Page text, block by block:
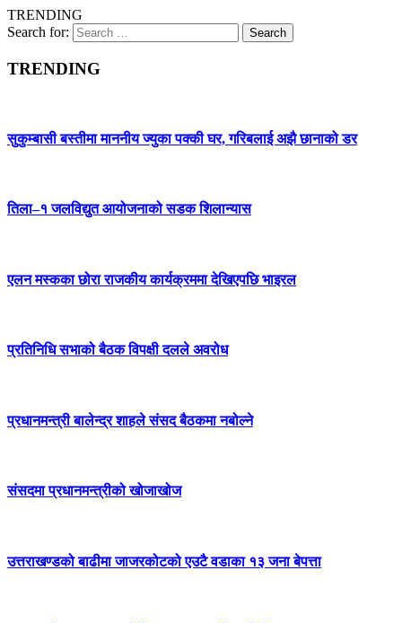
TRENDING
Search for:
TRENDING
सुकुम्बासी बस्तीमा माननीय ज्युका पक्की घर, गरिबलाई अझै छानाको डर
तिला–१ जलविद्युत आयोजनाको सडक शिलान्यास
एलन मस्कका छोरा राजकीय कार्यक्रममा देखिएपछि भाइरल
प्रतिनिधि सभाको बैठक विपक्षी दलले अवरोध
प्रधानमन्त्री बालेन्द्र शाहले संसद बैठकमा नबोल्ने
संसदमा प्रधानमन्त्रीको खोजाखोज
उत्तराखण्डको बाढीमा जाजरकोटको एउटै वडाका १३ जना बेपत्ता